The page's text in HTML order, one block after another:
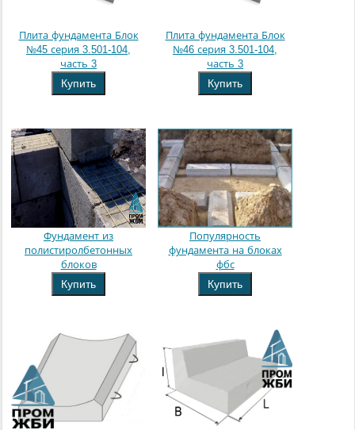
Плита фундамента Блок
№45 серия 3.501-104,
часть 3
Купить
Плита фундамента Блок
№46 серия 3.501-104,
часть 3
Купить
Фундамент из
полистиролбетонных
блоков
Купить
Популярность
фундамента на блоках
фбс
Купить